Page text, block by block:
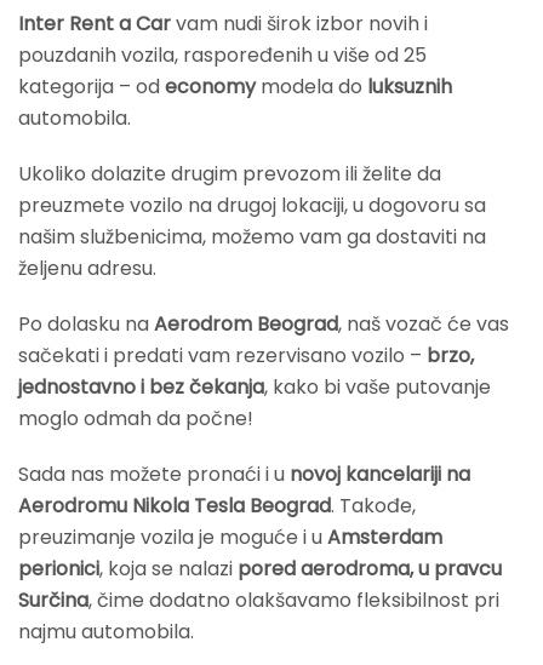
Inter Rent a Carvam nudi širok izbor novih i
pouzdanih vozila, raspoređenih u više od 25
kategorija – odeconomymodela do luksuznih
automobila.
Ukoliko dolazite drugim prevozom ili želite da
preuzmete vozilo na drugoj lokaciji, u dogovoru sa
našim službenicima, možemo vam ga dostaviti na
željenu adresu.
Po dolasku naAerodrom Beograd, naš vozač će vas
sačekati i predati vam rezervisano vozilo – brzo,
jednostavno i bez čekanja, kako bi vaše putovanje
moglo odmah da počne!
Sada nas možete pronaći i u novoj kancelariji na
Aerodromu Nikola Tesla Beograd. Takođe,
preuzimanje vozila je moguće i uAmsterdam
perionici, koja se nalazi pored aerodroma, u pravcu
Surčina, čime dodatno olakšavamo fleksibilnost pri
najmu automobila.